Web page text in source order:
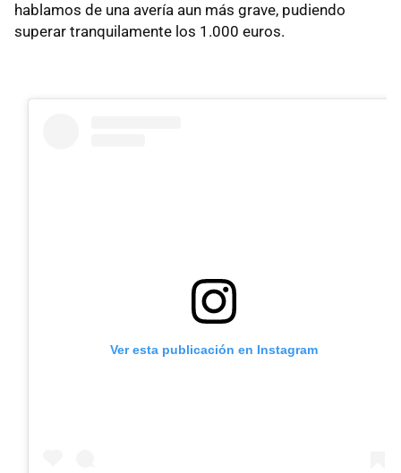
hablamos de una avería aun más grave, pudiendo
superar tranquilamente los 1.000 euros.
Ver esta publicación en Instagram